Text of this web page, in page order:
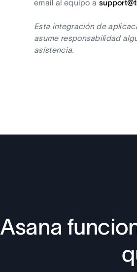
email al equipo a
Esta integración de
asume responsabilidad
asistencia.
Asana